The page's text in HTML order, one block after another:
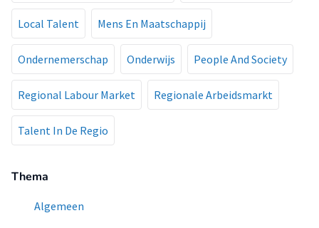
Local Talent Mens En Maatschappij
Ondernemerschap Onderwijs People And Society
Regional Labour Market Regionale Arbeidsmarkt
Talent In De Regio
Thema
Algemeen